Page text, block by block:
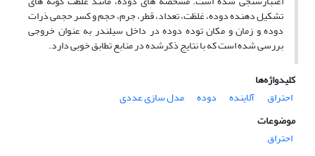
تشکیل­ دهنده دوده، غلظت، تعداد، قطر، جرم، حجم و کسر حجمی ذرات
دوده و زمان و مکان توده دوده در داخل سیلندر به ­عنوان خروجی
بررسی شده است که با نتایج ذکرشده در منابع تطابق خوبی دارد.
کلیدواژه‌ها
احتراق
آلاینده دوده
مدل سازی عددی
موضوعات
احتراق